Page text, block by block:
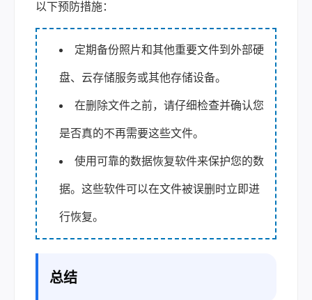
以下预防措施：
定期备份照片和其他重要文件到外部硬
盘、云存储服务或其他存储设备。
在删除文件之前，请仔细检查并确认您
是否真的不再需要这些文件。
使用可靠的数据恢复软件来保护您的数
据。这些软件可以在文件被误删时立即进
行恢复。
总结